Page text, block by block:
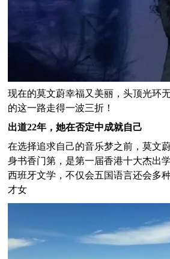
现在的莫文蔚幸福又美丽，头顶光环
的这一路走得一波三折！
出道22年，她在否定中成就自己
在选择追求自己的音乐梦之前，莫文
身书香门第，是第一届香港十大杰出
西班牙文学，不仅会五国语言还会多
才女